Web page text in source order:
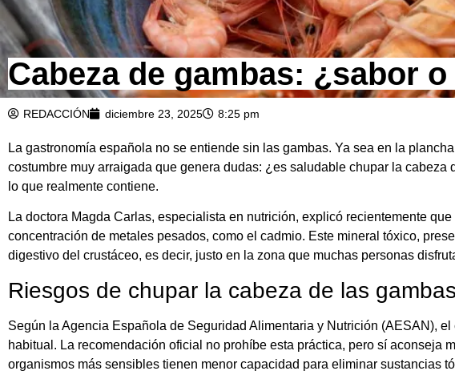
Cabeza de gambas: ¿sabor
REDACCIÓN diciembre 23, 2025 8:25 pm
La gastronomía española no se entiende sin las gambas. Ya sea en la
costumbre muy arraigada que genera dudas: ¿es saludable chupar la
lo que realmente contiene.
La doctora Magda Carlas, especialista en nutrición, explicó recientemente
concentración de metales pesados, como el cadmio. Este mineral tóxico,
digestivo del crustáceo, es decir, justo en la zona que muchas personas
Riesgos de chupar la cabeza de las gambas
Según la Agencia Española de Seguridad Alimentaria y Nutrición (AESAN),
habitual. La recomendación oficial no prohíbe esta práctica, pero sí aconseja
organismos más sensibles tienen menor capacidad para eliminar sustancias